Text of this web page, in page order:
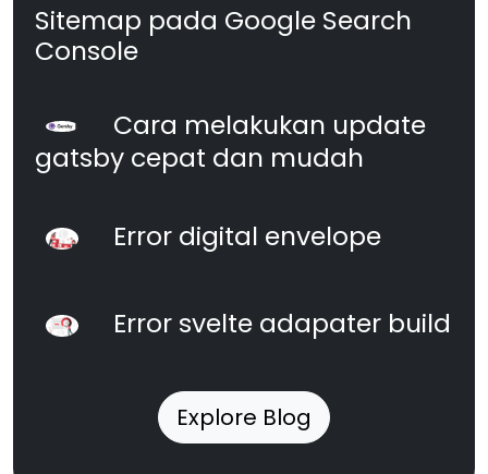
Sitemap pada Google Search
Console
Cara melakukan update
gatsby cepat dan mudah
Error digital envelope
Error svelte adapater build
Explore Blog